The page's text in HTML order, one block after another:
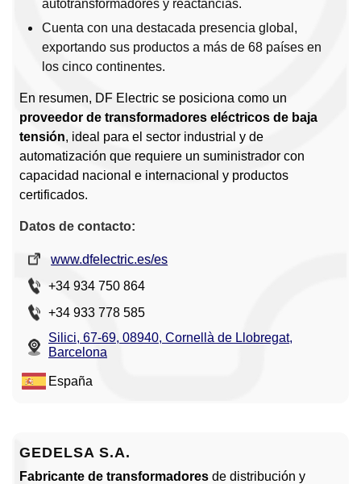
autotransformadores y reactancias.
Cuenta con una destacada presencia global,
exportando sus productos a más de 68 países en
los cinco continentes.
En resumen, DF Electric se posiciona como un
proveedor de transformadores eléctricos de baja
tensión, ideal para el sector industrial y de
automatización que requiere un suministrador con
capacidad nacional e internacional y productos
certificados.
Datos de contacto:
www.dfelectric.es/es
+34 934 750 864
+34 933 778 585
Silici, 67-69, 08940, Cornellà de Llobregat,
Barcelona
España
GEDELSA S.A.
Fabricante de transformadores de distribución y